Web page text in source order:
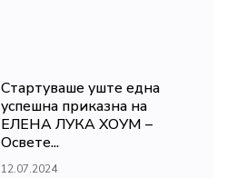
Стартуваше уште една
успешна приказна на
ЕЛЕНА ЛУКА ХОУМ –
Освете...
12.07.2024